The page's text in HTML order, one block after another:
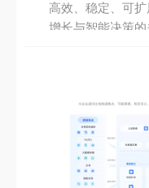
高效、稳定、可
增长与智能决策
作为国内领先的
台，凭借其全链
数据治理提供了